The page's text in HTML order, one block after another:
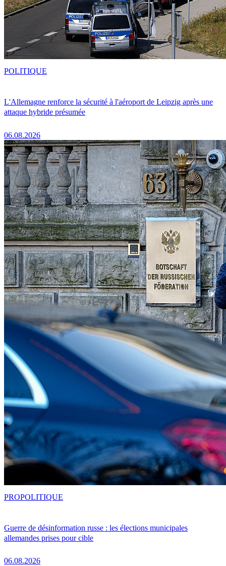
L'Allemagne renforce la sécurité à l'aéroport de Leipzig après une
attaque hybride présumée
06.08.2026
POLITIQUE
Guerre de désinformation russe : les élections municipales
allemandes prises pour cible
06.08.2026
PROPOLITIQUE